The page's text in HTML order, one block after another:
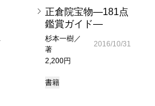
正倉院宝物―181点
鑑賞ガイド―
杉本一樹／
著
2,200円
2016/10/31
書籍